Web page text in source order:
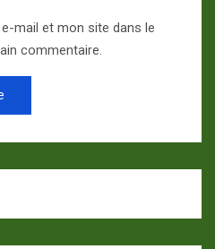
mail et mon site dans le
commentaire.